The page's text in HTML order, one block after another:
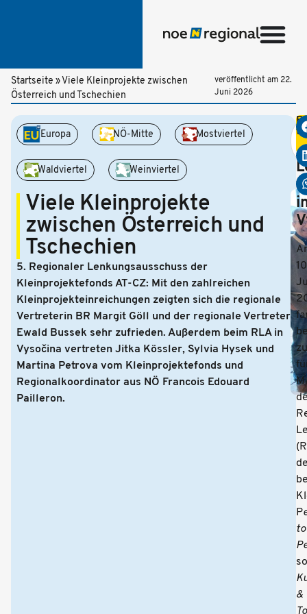
Startseite »Viele Kleinprojekte zwischen
Österreich und Tschechien
veröffentlicht am 22.
Juni 2026
Europa NÖ-Mitte Mostviertel
Waldviertel Weinviertel
Viele Kleinprojekte
zwischen Österreich und
Tschechien
5. Regionaler Lenkungsausschuss der
Kleinprojektefonds AT-CZ: Mit den zahlreichen
Kleinprojekteinreichungen zeigten sich die regionale
Vertreterin BR Margit Göll und der regionale Vertreter
Ewald Bussek sehr zufrieden. Außerdem beim RLA in
Vysočina vertreten Jitka Kössler, Sylvia Hysek und
Martina Petrova vom Kleinprojektefonds und
Regionalkoordinator aus NÖ Francois Edouard
Pailleron.
P
&